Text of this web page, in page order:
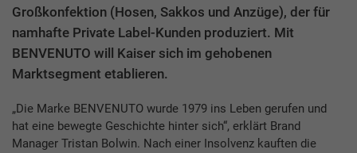
Großkonfektion (Hosen, Sakkos und Anzüge), der für
namhafte Private Label-Kunden produziert. Mit
BENVENUTO will Kaiser sich im gehobenen
Marktsegment etablieren.
„Die Marke BENVENUTO wurde 1979 ins Leben gerufen und
hat eine bewegte Geschichte hinter sich“, erklärt Brand
Manager Tristan Bolwin. Nach einer Insolvenz kauften die